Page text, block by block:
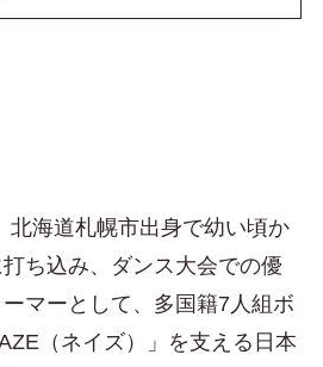
北海道札幌市出身で幼い頃か
ち込み、ダンス大会での優
マーとして、多国籍7人組ボ
（ネイズ）」を支える日本